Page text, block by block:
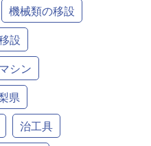
機械類の移設
設
シン
県
治工具